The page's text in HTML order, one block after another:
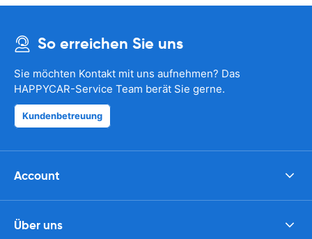
So erreichen Sie uns
Sie möchten Kontakt mit uns aufnehmen? Das
HAPPYCAR-Service Team berät Sie gerne.
Kundenbetreuung
Account
Über uns